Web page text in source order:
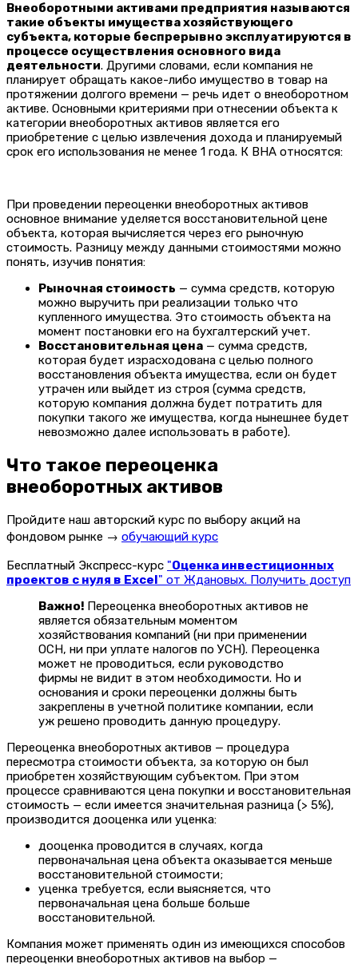
Внеоборотными активами предприятия называются
такие объекты имущества хозяйствующего
субъекта, которые беспрерывно эксплуатируются в
процессе осуществления основного вида
деятельности. Другими словами, если компания не
планирует обращать какое-либо имущество в товар на
протяжении долгого времени — речь идет о внеоборотном
активе. Основными критериями при отнесении объекта к
категории внеоборотных активов является его
приобретение с целью извлечения дохода и планируемый
срок его использования не менее 1 года. К ВНА относятся:
При проведении переоценки внеоборотных активов
основное внимание уделяется восстановительной цене
объекта, которая вычисляется через его рыночную
стоимость. Разницу между данными стоимостями можно
понять, изучив понятия:
Рыночная стоимость — сумма средств, которую
можно выручить при реализации только что
купленного имущества. Это стоимость объекта на
момент постановки его на бухгалтерский учет.
Восстановительная цена — сумма средств,
которая будет израсходована с целью полного
восстановления объекта имущества, если он будет
утрачен или выйдет из строя (сумма средств,
которую компания должна будет потратить для
покупки такого же имущества, когда нынешнее будет
невозможно далее использовать в работе).
Что такое переоценка
внеоборотных активов
Пройдите наш авторский курс по выбору акций на
фондовом рынке → обучающий курс
Бесплатный Экспресс-курс "Оценка инвестиционных
проектов с нуля в Excel" от Ждановых. Получить доступ
Важно! Переоценка внеоборотных активов не
является обязательным моментом
хозяйствования компаний (ни при применении
ОСН, ни при уплате налогов по УСН). Переоценка
может не проводиться, если руководство
фирмы не видит в этом необходимости. Но и
основания и сроки переоценки должны быть
закреплены в учетной политике компании, если
уж решено проводить данную процедуру.
Переоценка внеоборотных активов — процедура
пересмотра стоимости объекта, за которую он был
приобретен хозяйствующим субъектом. При этом
процессе сравниваются цена покупки и восстановительная
стоимость — если имеется значительная разница (> 5%),
производится дооценка или уценка:
дооценка проводится в случаях, когда
первоначальная цена объекта оказывается меньше
восстановительной стоимости;
уценка требуется, если выясняется, что
первоначальная цена больше больше
восстановительной.
Компания может применять один из имеющихся способов
переоценки внеоборотных активов на выбор —